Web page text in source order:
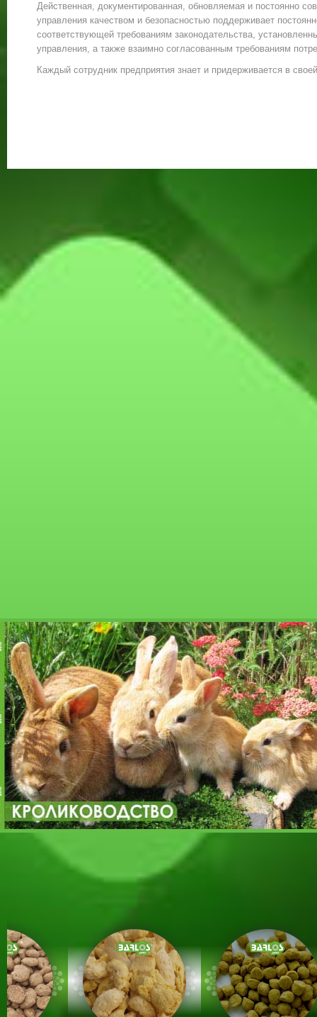
Действенная, документированная, обновляемая и постоянно
управления качеством и безопасностью поддерживает
соответствующей требованиям законодательства,
управления, а также взаимно согласованным требованиям
Каждый сотрудник предприятия знает и придерживается в